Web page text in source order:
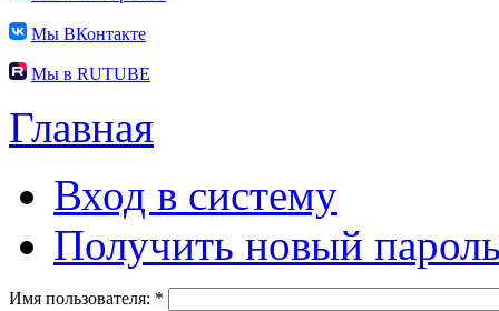
Мы ВКонтакте
Мы в RUTUBE
Главная
Вход в систему
Получить новый
Имя пользователя: *